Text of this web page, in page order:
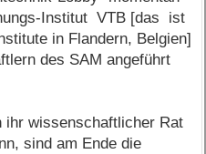
Institut VTB [das ist
in Flandern, Belgien]
des SAM angeführt
ihr wissenschaftlicher Rat
sind am Ende die